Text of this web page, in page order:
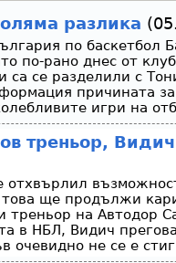
разлика
по баскетбол
по-рано днес от
са се разделили с
причината
игри на
треньор, Видич
ще продължи
треньор на Автодор
в НБЛ, Видич
очевидно не се е